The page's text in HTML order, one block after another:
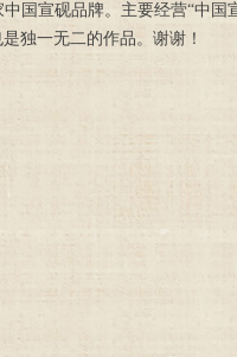
国宣砚品牌。主要经营“中国
独一无二的作品。谢谢！